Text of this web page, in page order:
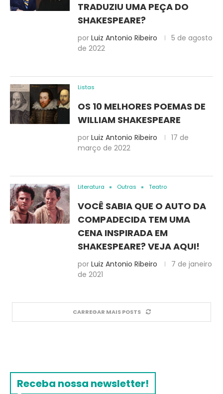
TRADUZIU UMA PEÇA DO
SHAKESPEARE?
por Luiz Antonio Ribeiro
5 de agosto
de 2022
Listas
OS 10 MELHORES POEMAS DE
WILLIAM SHAKESPEARE
por Luiz Antonio Ribeiro
17 de
março de 2022
Literatura Outras Teatro
VOCÊ SABIA QUE O AUTO DA
COMPADECIDA TEM UMA
CENA INSPIRADA EM
SHAKESPEARE? VEJA AQUI!
por Luiz Antonio Ribeiro
7 de janeiro
de 2021
CARREGAR MAIS POSTS
Receba nossa newsletter!